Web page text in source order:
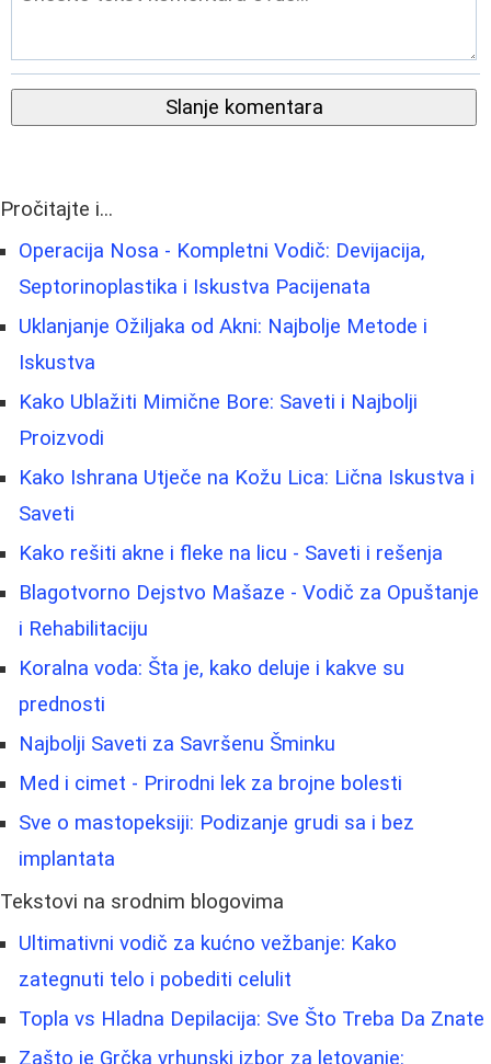
Slanje komentara
Pročitajte i...
Operacija Nosa - Kompletni Vodič: Devijacija,
Septorinoplastika i Iskustva Pacijenata
Uklanjanje Ožiljaka od Akni: Najbolje Metode i
Iskustva
Kako Ublažiti Mimične Bore: Saveti i Najbolji
Proizvodi
Kako Ishrana Utječe na Kožu Lica: Lična Iskustva i
Saveti
Kako rešiti akne i fleke na licu - Saveti i rešenja
Blagotvorno Dejstvo Mašaze - Vodič za Opuštanje
i Rehabilitaciju
Koralna voda: Šta je, kako deluje i kakve su
prednosti
Najbolji Saveti za Savršenu Šminku
Med i cimet - Prirodni lek za brojne bolesti
Sve o mastopeksiji: Podizanje grudi sa i bez
implantata
Tekstovi na srodnim blogovima
Ultimativni vodič za kućno vežbanje: Kako
zategnuti telo i pobediti celulit
Topla vs Hladna Depilacija: Sve Što Treba Da Znate
Zašto je Grčka vrhunski izbor za letovanje: